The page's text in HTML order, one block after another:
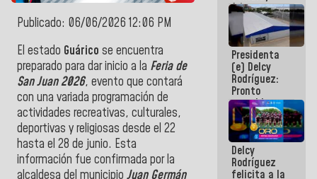
Publicado: 06/06/2026 12:06 PM
El estado Guárico se encuentra
preparado para dar inicio a la Feria de
San Juan 2026, evento que contará
con una variada programación de
actividades recreativas, culturales,
deportivas y religiosas desde el 22
hasta el 28 de junio. Esta
información fue confirmada por la
Arias y
Giraly
Marcano por
hacer
historia en
los
Centroamericanos
Presidenta
(e) Delcy
Rodríguez:
Pronto
restableceremos
las
operaciones
en el
Aeropuerto
Internacional
de
Delcy
Rodríguez
felicita a la